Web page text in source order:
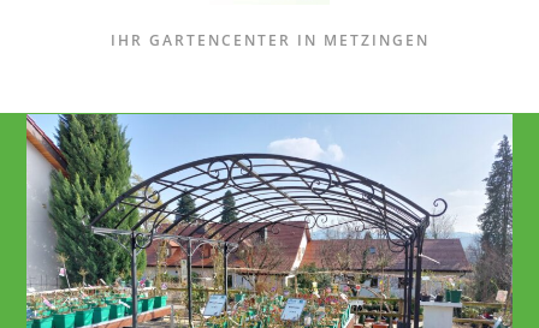
IHR GARTENCENTER IN METZINGEN